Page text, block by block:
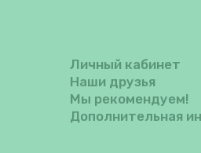
Личный кабинет
Наши друзья
Мы рекомендуем!
Дополнительная